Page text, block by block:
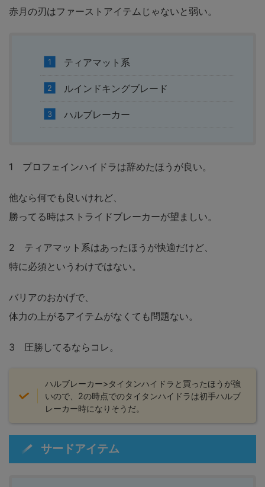
赤月の刃はファーストアイテムじゃないと弱い。
ティアマット系
ルインドキングブレード
ハルブレーカー
1 プロフェインハイドラは辞めたほうが良い。
他なら何でも良いけれど、
勝ってる時はストライドブレーカーが望ましい。
2 ティアマット系はあったほうが快適だけど、
特に必須というわけではない。
バリアのおかげで、
体力の上がるアイテムがなくても問題ない。
3 圧勝してるならコレ。
ハルブレーカー>タイタンハイドラと買ったほうが強
いので、2の時点でのタイタンハイドラは初手ハルブ
レーカー時になりそうだ。
サードアイテム